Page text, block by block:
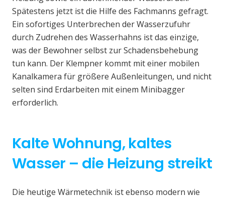
Spätestens jetzt ist die Hilfe des Fachmanns gefragt.
Ein sofortiges Unterbrechen der Wasserzufuhr
durch Zudrehen des Wasserhahns ist das einzige,
was der Bewohner selbst zur Schadensbehebung
tun kann. Der Klempner kommt mit einer mobilen
Kanalkamera für größere Außenleitungen, und nicht
selten sind Erdarbeiten mit einem Minibagger
erforderlich.
Kalte Wohnung, kaltes
Wasser – die Heizung streikt
Die heutige Wärmetechnik ist ebenso modern wie